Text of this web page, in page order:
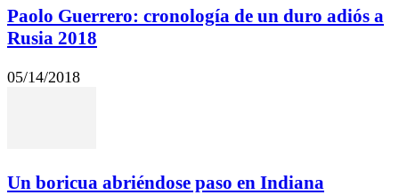
Paolo Guerrero: cronología de un duro adiós a
Rusia 2018
05/14/2018
Un boricua abriéndose paso en Indiana